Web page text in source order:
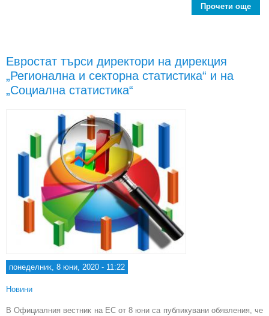
Прочети още
Евростат търси директори на дирекция
„Регионална и секторна статистика“ и на
„Социална статистика“
понеделник, 8 юни, 2020 - 11:22
Новини
В Официалния вестник на ЕС от 8 юни са публикувани обявления, че